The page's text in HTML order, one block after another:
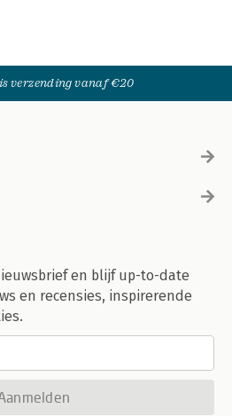
verzending vanaf €20
en blijf up-to-date
en recensies, inspirerende